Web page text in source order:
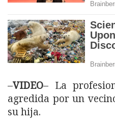
–VIDEO– La
agredida por un
su hija.